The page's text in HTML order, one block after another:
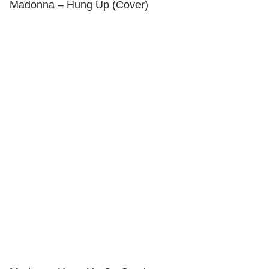
Madonna – Hung Up (Cover)